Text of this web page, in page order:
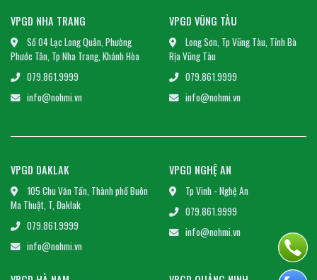
VPGD NHA TRANG
Số 04 Lạc Long Quân, Phường
Phước Tân, Tp Nha Trang, Khánh Hòa
079.861.9999
info@nohmi.vn
VPGD VŨNG TÀU
Long Sơn, Tp Vũng Tàu, Tỉnh Bà
Rịa Vũng Tàu
079.861.9999
info@nohmi.vn
VPGD DAKLAK
105 Chu Văn Tấn, Thành phố Buôn
Ma Thuật, T, Đaklak
079.861.9999
info@nohmi.vn
VPGD NGHỆ AN
Tp Vinh - Nghệ An
079.861.9999
info@nohmi.vn